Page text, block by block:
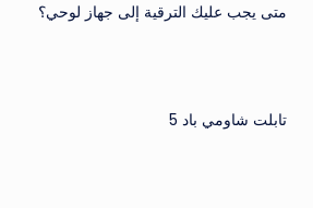
متى يجب عليك الترقية إلى جهاز لوحي؟
تابلت شاومي باد 5